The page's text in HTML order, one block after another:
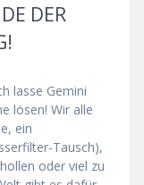
DER
lasse Gemini
lösen! Wir alle
ein
Tausch),
oder viel zu